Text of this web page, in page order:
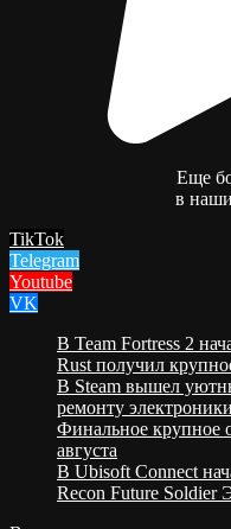
Еще
в
TikTok
Telegram
Youtube
VK
В Team Fortress 2
Rust получил
В Steam вышел
ремонту
Финальное крупное
августа
В Ubisoft Connect
Recon Future Soldier